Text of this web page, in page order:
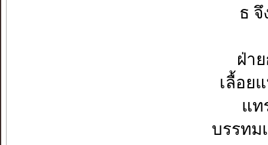
ธ
ฝ่า
เลื้อย
แท
บรรทม